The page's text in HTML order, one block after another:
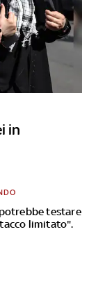
in
testare
limitato".